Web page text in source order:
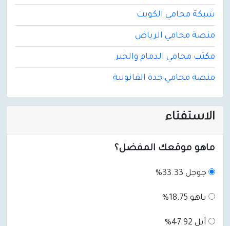
شبكة محامي الكويت
منصة محامي الرياض
مكتب محامي الدمام والخبر
منصة محامي جدة القانونية
الاستفتاء
ماهو موقعك المفضل؟
جوجل 33.33%
ياهو 18.75%
أبل 47.92%